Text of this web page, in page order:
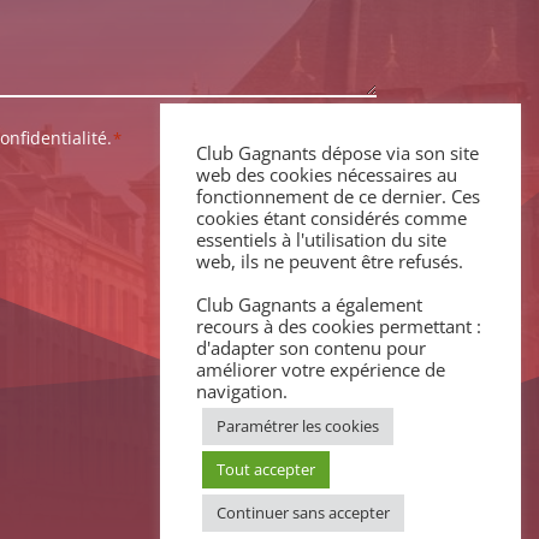
*
Club Gagnants dépose via son site
web des cookies nécessaires au
fonctionnement de ce dernier. Ces
cookies étant considérés comme
essentiels à l'utilisation du site
web, ils ne peuvent être refusés.
Club Gagnants a également
recours à des cookies permettant :
d'adapter son contenu pour
améliorer votre expérience de
navigation.
Paramétrer les cookies
Tout accepter
Continuer sans accepter